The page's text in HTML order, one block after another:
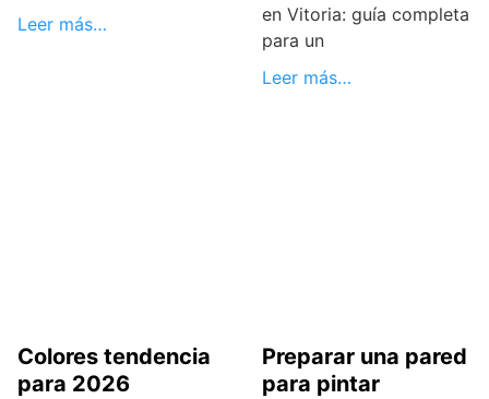
Leer más…
en Vitoria: guía completa
para un
Leer más…
Colores tendencia
para 2026
Preparar una pared
para pintar